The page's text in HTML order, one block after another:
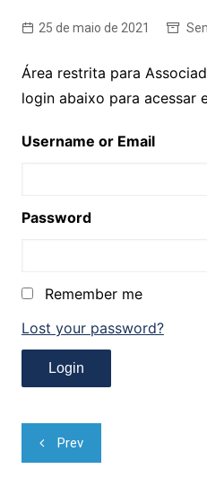
25 de maio de 2021
Área restrita para
login abaixo para acessar
Username or Email
Password
Remember me
Lost your password?
Navegação
de
Prev